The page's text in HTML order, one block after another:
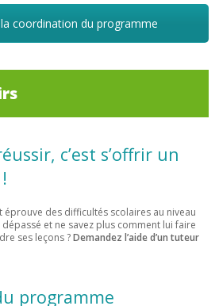
coordination du programme
c’est s’offrir un
des difficultés scolaires au niveau
et ne savez plus comment lui faire
ses leçons ?Demandez l’aide d’un tuteur
programme